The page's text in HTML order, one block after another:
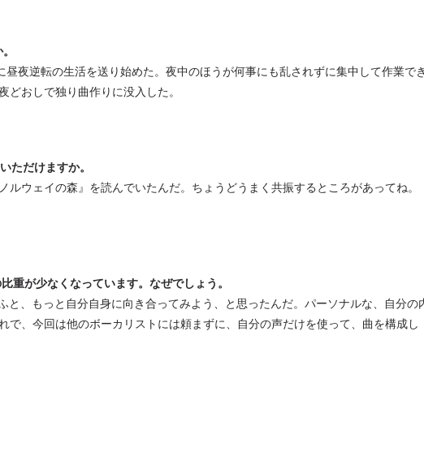
昼夜逆転の生活を送り始めた。夜中のほうが何事にも乱されずに集中して作業で
どおしで独り曲作りに没入した。
ただけますか。
ルウェイの森』を読んでいたんだ。ちょうどうまく共振するところがあってね。
が少なくなっています。なぜでしょう。
と、もっと自分自身に向き合ってみよう、と思ったんだ。パーソナルな、自分の
で、今回は他のボーカリストには頼まずに、自分の声だけを使って、曲を構成し